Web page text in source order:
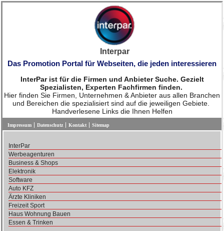
Interpar
Das Promotion Portal für Webseiten, die jeden interessieren
InterPar ist für die Firmen und Anbieter Suche. Gezielt
Spezialisten, Experten Fachfirmen finden.
Hier finden Sie Firmen, Unternehmen & Anbieter aus allen Branchen
und Bereichen die spezialisiert sind auf die jeweiligen Gebiete.
Handverlesene Links die Ihnen Helfen
Impressum Datenschutz Kontakt Sitemap
InterPar
Werbeagenturen
Business & Shops
Elektronik
Software
Auto KFZ
Ärzte Kliniken
Freizeit Sport
Haus Wohnung Bauen
Essen & Trinken